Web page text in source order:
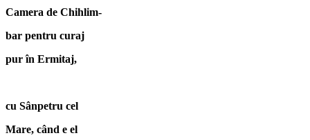
Camera de Chihlim-
bar pentru curaj
pur în Ermitaj,
cu Sânpetru cel
Mare, când e el